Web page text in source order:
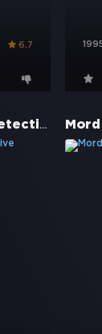
6.7
Nancy Drew - Girl Detective